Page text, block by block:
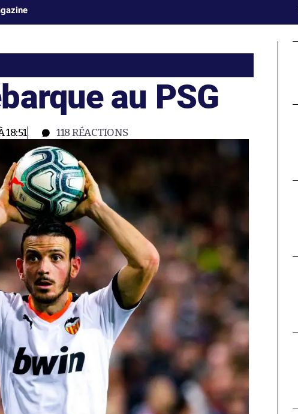
au PSG
18:51 118RÉACTIONS